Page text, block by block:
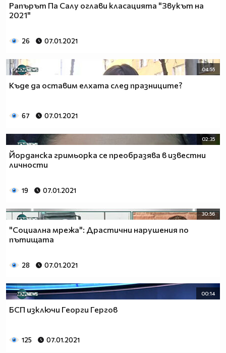
Рапърът Па Салу оглави класацията "Звукът на
2021"
26 07.01.2021
04:55
Къде да оставим елхата след празниците?
67 07.01.2021
02:35
Йорданска гримьорка се преобразява в известни
личности
19 07.01.2021
30:56
"Социална мрежа": Драстични нарушения по
пътищата
28 07.01.2021
00:14
БСП изключи Георги Гергов
125 07.01.2021